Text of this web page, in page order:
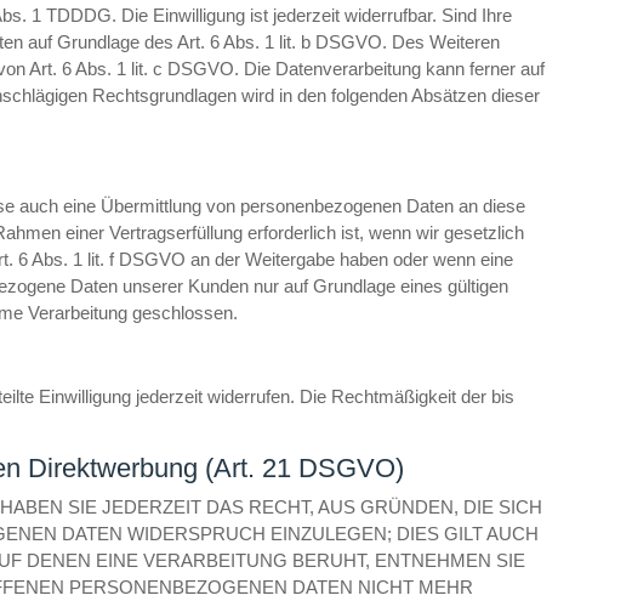
1 TDDDG. Die Einwilligung ist jederzeit widerrufbar. Sind Ihre
auf Grundlage des Art. 6 Abs. 1 lit. b DSGVO. Des Weiteren
Art. 6 Abs. 1 lit. c DSGVO. Die Datenverarbeitung kann ferner auf
Rechtsgrundlagen wird in den folgenden Absätzen dieser
auch eine Übermittlung von personenbezogenen Daten an diese
einer Vertragserfüllung erforderlich ist, wenn wir gesetzlich
6 Abs. 1 lit. f DSGVO an der Weitergabe haben oder wenn eine
Daten unserer Kunden nur auf Grundlage eines gültigen
Verarbeitung geschlossen.
Einwilligung jederzeit widerrufen. Die Rechtmäßigkeit der bis
Direktwerbung (Art. 21 DSGVO)
SIE JEDERZEIT DAS RECHT, AUS GRÜNDEN, DIE SICH
DATEN WIDERSPRUCH EINZULEGEN; DIES GILT AUCH
DENEN EINE VERARBEITUNG BERUHT, ENTNEHMEN SIE
PERSONENBEZOGENEN DATEN NICHT MEHR